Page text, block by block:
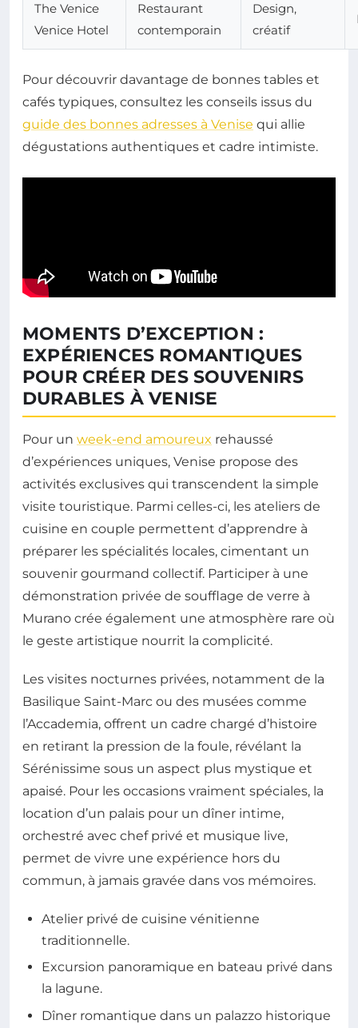
The Venice
Venice Hotel
Restaurant
contemporain
Design,
créatif
Pour découvrir davantage de bonnes tables et
cafés typiques, consultez les conseils issus du
guide des bonnes adresses à Venise qui allie
dégustations authentiques et cadre intimiste.
MOMENTS D’EXCEPTION :
EXPÉRIENCES ROMANTIQUES
POUR CRÉER DES SOUVENIRS
DURABLES À VENISE
Pour un week-end amoureux rehaussé
d’expériences uniques, Venise propose des
activités exclusives qui transcendent la simple
visite touristique. Parmi celles-ci, les ateliers de
cuisine en couple permettent d’apprendre à
préparer les spécialités locales, cimentant un
souvenir gourmand collectif. Participer à une
démonstration privée de soufflage de verre à
Murano crée également une atmosphère rare où
le geste artistique nourrit la complicité.
Les visites nocturnes privées, notamment de la
Basilique Saint-Marc ou des musées comme
l’Accademia, offrent un cadre chargé d’histoire
en retirant la pression de la foule, révélant la
Sérénissime sous un aspect plus mystique et
apaisé. Pour les occasions vraiment spéciales, la
location d’un palais pour un dîner intime,
orchestré avec chef privé et musique live,
permet de vivre une expérience hors du
commun, à jamais gravée dans vos mémoires.
Atelier privé de cuisine vénitienne
traditionnelle.
Excursion panoramique en bateau privé dans
la lagune.
Dîner romantique dans un palazzo historique